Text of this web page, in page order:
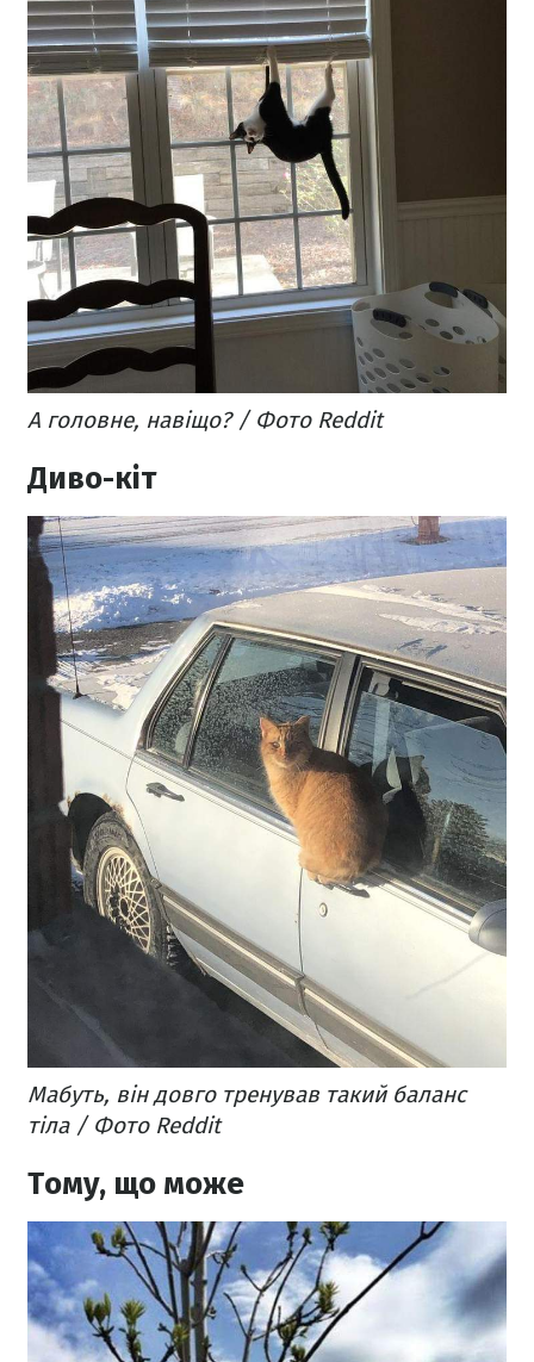
А головне, навіщо? / Фото Reddit
Диво-кіт
Мабуть, він довго тренував такий баланс
тіла / Фото Reddit
Тому, що може